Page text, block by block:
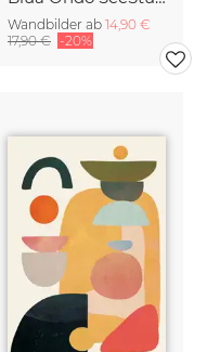
Wandbilder ab 14,90 €
17,90 € -20%